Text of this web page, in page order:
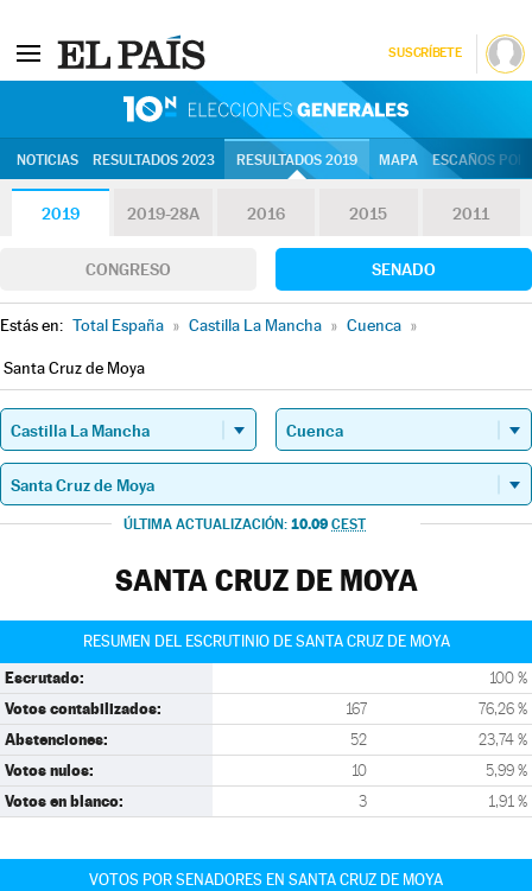
SUSCRÍBETE
NOTICIAS RESULTADOS 2023 RESULTADOS 2019 MAPA ESCAÑOS
2019 2019-28A 2016 2015 2011
CONGRESO SENADO
Estás en: Total España » Castilla La Mancha » Cuenca »
Santa Cruz de Moya
ÚLTIMA ACTUALIZACIÓN: 10.09 CEST
SANTA CRUZ DE MOYA
RESUMEN DEL ESCRUTINIO DE SANTA CRUZ DE MOYA
Escrutado: 100 %
Votos contabilizados: 167 76,26 %
Abstenciones: 52 23,74 %
Votos nulos: 10 5,99 %
Votos en blanco: 3 1,91 %
VOTOS POR SENADORES EN SANTA CRUZ DE MOYA